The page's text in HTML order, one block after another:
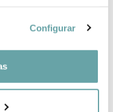
Configurar